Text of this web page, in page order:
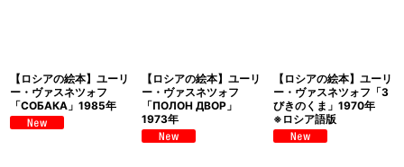
【ロシアの絵本】ユーリ
ー・ヴァスネツォフ
「СОБАКА」1985年
【ロシアの絵本】ユーリ
ー・ヴァスネツォフ
「ПОЛОН ДВОР」
1973年
【ロシアの絵本】ユーリ
ー・ヴァスネツォフ「3
びきのくま」1970年
※ロシア語版